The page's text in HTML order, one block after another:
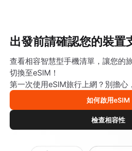
出發前請確認您的裝置
查看相容智慧型手機清單，讓您的
切換至eSIM！
第一次使用eSIM旅行上網？別擔心
如何啟用eSIM
檢查相容性